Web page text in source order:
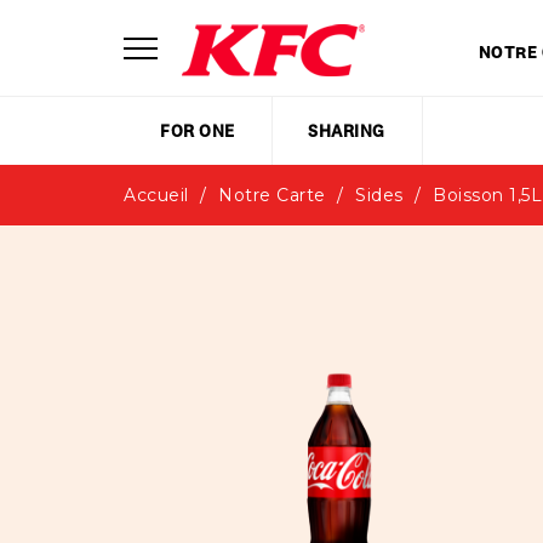
NOTRE
FOR ONE SHARING
Accueil Notre Carte Sides Boisson 1,5L